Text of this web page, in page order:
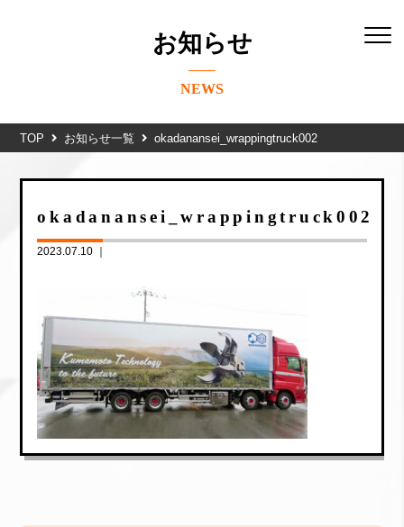
お知らせ
NEWS
TOP お知らせ一覧 okadanansei_wrappingtruck002
okadanansei_wrappingtruck002
2023.07.10 ｜